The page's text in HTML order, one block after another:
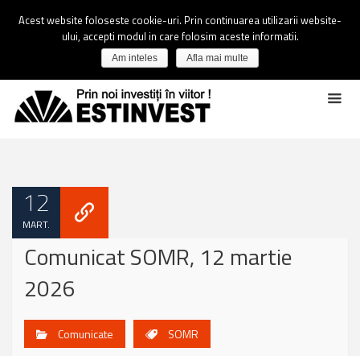
12
MART.
Comunicat SOMR, 12 martie
2026
Comunicate SOMR
Acest website foloseste cookie-uri. Prin continuarea utilizarii website-
ului, accepti modul in care folosim aceste informatii.
Am inteles Afla mai multe